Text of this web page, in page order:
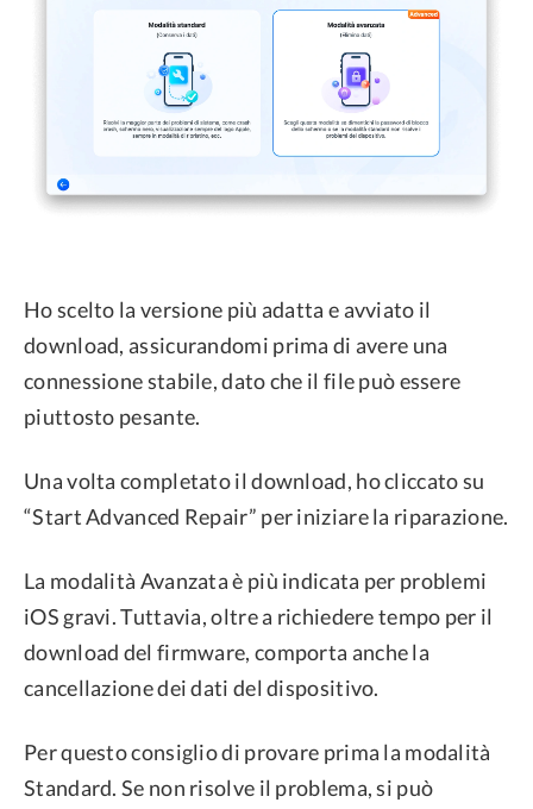
Ho scelto la versione più adatta e avviato il
download, assicurandomi prima di avere una
connessione stabile, dato che il file può essere
piuttosto pesante.
Una volta completato il download, ho cliccato su
“Start Advanced Repair” per iniziare la riparazione.
La modalità Avanzata è più indicata per problemi
iOS gravi. Tuttavia, oltre a richiedere tempo per il
download del firmware, comporta anche la
cancellazione dei dati del dispositivo.
Per questo consiglio di provare prima la modalità
Standard. Se non risolve il problema, si può